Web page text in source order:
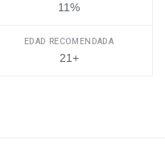
11%
EDAD RECOMENDADA
21+